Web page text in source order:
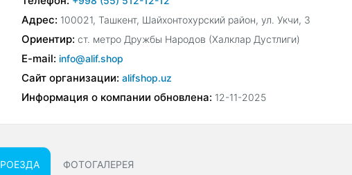
Адрес: 100021, Ташкент, Шайхонтохурский район, ул. Укчи, 3
Ориентир: ст. метро Дружбы Народов (Халклар Дустлиги)
E-mail: info@alif.shop
Сайт организации: alifshop.uz
Информация о компании обновлена: 12-11-2025
ФОТОГАЛЕРЕЯ